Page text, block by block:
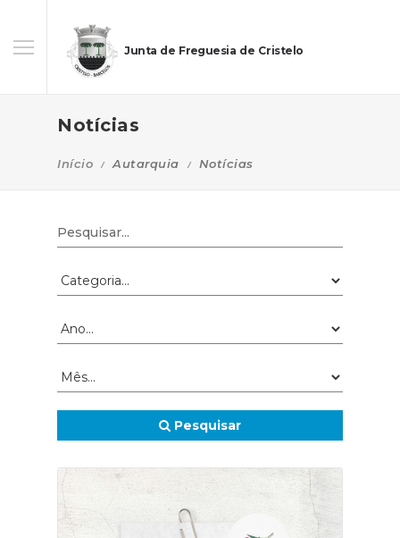
Junta de Freguesia de Cristelo
Notícias
Início Autarquia Notícias
Pesquisar